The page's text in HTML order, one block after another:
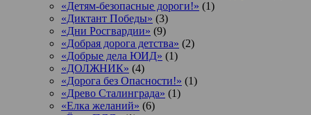
«Детям-безопасные дороги!» (1)
«Диктант Победы» (3)
«Дни Росгвардии» (9)
«Добрая дорога детства» (2)
«Добрые дела ЮИД» (1)
«ДОЛЖНИК» (4)
«Дорога без Опасности!» (1)
«Древо Сталинграда» (1)
«Елка желаний» (6)